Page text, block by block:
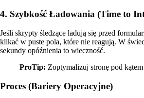
4. Szybkość Ładowania (Time to
Jeśli skrypty śledzące ładują się przed
klikać w puste pola, które nie reagują. W
sekundy opóźnienia to wieczność.
ProTip: Zoptymalizuj stronę pod
Proces (Bariery Operacyjne)